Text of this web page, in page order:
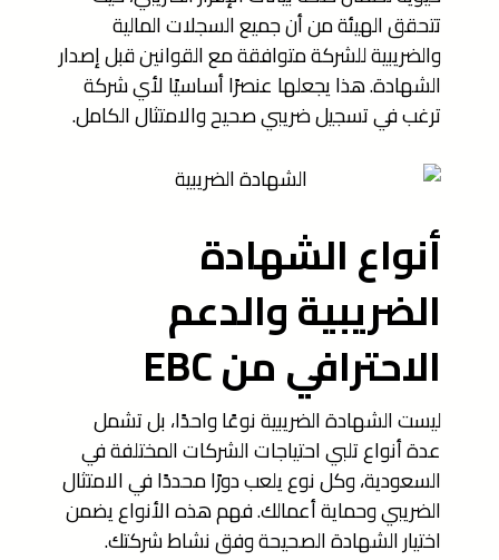
تتحقق الهيئة من أن جميع السجلات المالية
والضريبية للشركة متوافقة مع القوانين قبل إصدار
الشهادة. هذا يجعلها عنصرًا أساسيًا لأي شركة
ترغب في تسجيل ضريبي صحيح والامتثال الكامل.
أنواع الشهادة
الضريبية والدعم
الاحترافي من EBC
ليست الشهادة الضريبية نوعًا واحدًا، بل تشمل
عدة أنواع تلبي احتياجات الشركات المختلفة في
السعودية، وكل نوع يلعب دورًا محددًا في الامتثال
الضريبي وحماية أعمالك. فهم هذه الأنواع يضمن
اختيار الشهادة الصحيحة وفق نشاط شركتك.